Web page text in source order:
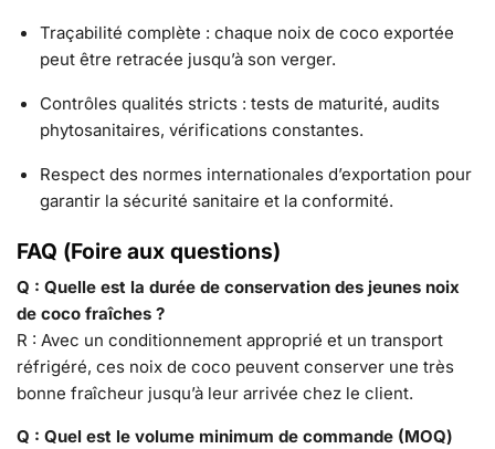
Traçabilité complète : chaque noix de coco exportée
peut être retracée jusqu’à son verger.
Contrôles qualités stricts : tests de maturité, audits
phytosanitaires, vérifications constantes.
Respect des normes internationales d’exportation pour
garantir la sécurité sanitaire et la conformité.
FAQ (Foire aux questions)
Q : Quelle est la durée de conservation des jeunes noix
de coco fraîches ?
R : Avec un conditionnement approprié et un transport
réfrigéré, ces noix de coco peuvent conserver une très
bonne fraîcheur jusqu’à leur arrivée chez le client.
Q : Quel est le volume minimum de commande (MOQ)